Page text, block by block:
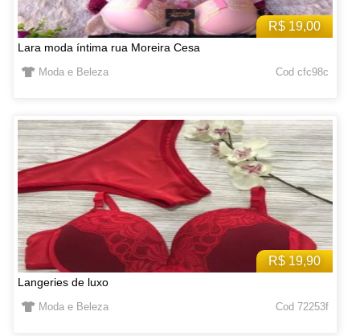
R$ 19,00
Lara moda íntima rua Moreira Cesa
Moda e Beleza Cod cfc98c
R$ 19,90
Langeries de luxo
Moda e Beleza Cod 72253f